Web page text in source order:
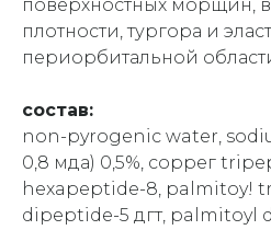
поверхностных морщин,
плотности, тургора и
периорбитальной
состав:
non-pyrogenic water,
0,8 мда) 0,5%, соррег
hexapeptide-8, palmitoy!
dipeptide-5 дгт, palmitoyl